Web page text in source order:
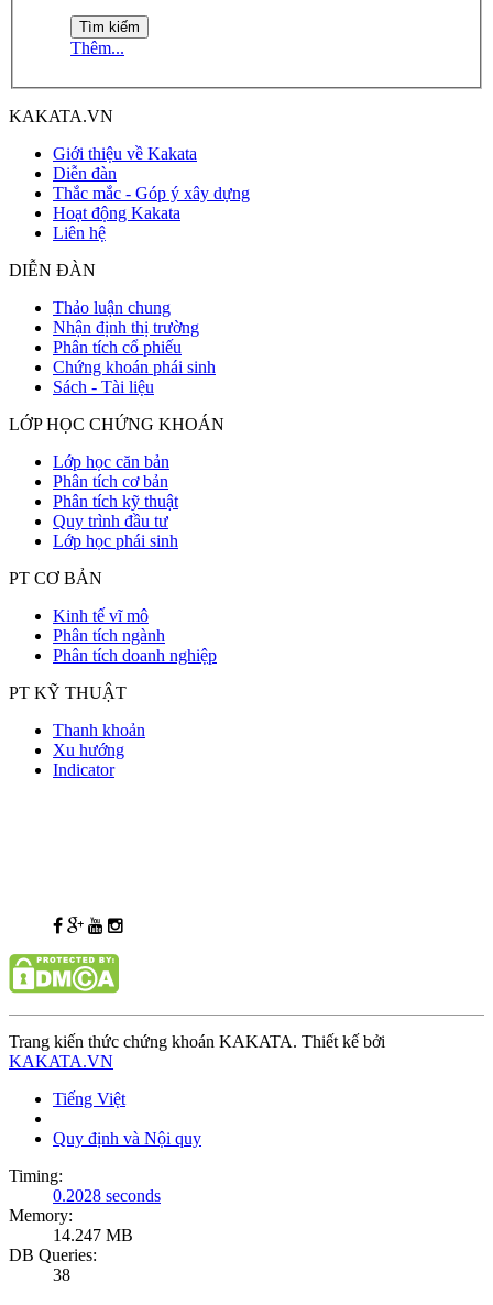
Thêm...
KAKATA.VN
Giới thiệu về Kakata
Diễn đàn
Thắc mắc - Góp ý xây dựng
Hoạt động Kakata
Liên hệ
DIỄN ĐÀN
Thảo luận chung
Nhận định thị trường
Phân tích cổ phiếu
Chứng khoán phái sinh
Sách - Tài liệu
LỚP HỌC CHỨNG KHOÁN
Lớp học căn bản
Phân tích cơ bản
Phân tích kỹ thuật
Quy trình đầu tư
Lớp học phái sinh
PT CƠ BẢN
Kinh tế vĩ mô
Phân tích ngành
Phân tích doanh nghiệp
PT KỸ THUẬT
Thanh khoản
Xu hướng
Indicator
Trang kiến thức chứng khoán KAKATA. Thiết kế bởi
KAKATA.VN
Tiếng Việt
Quy định và Nội quy
Timing:
0.2028 seconds
Memory:
14.247 MB
DB Queries:
38